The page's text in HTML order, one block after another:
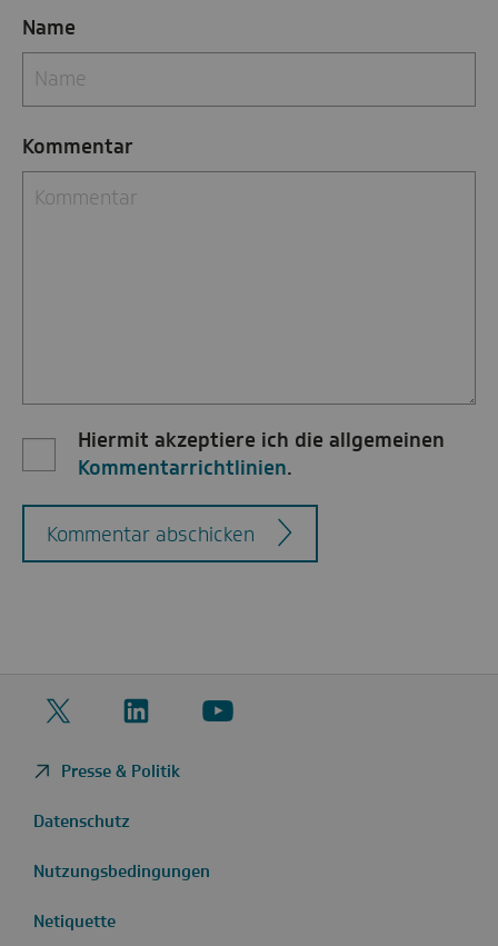
Name
Kommentar
Hiermit akzeptiere ich die allgemeinen
Kommentarrichtlinien.
Kommentar abschicken
Twitter
LinkedIn
YouTube
Presse & Politik
Datenschutz
Nutzungsbedingungen
Netiquette